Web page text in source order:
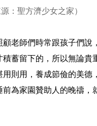
：聖方濟少女之家）
老師們時常跟孩子們說
蓄留下的，所以無論貴
則用，養成節儉的美德
為家園贊助人的晚禱，